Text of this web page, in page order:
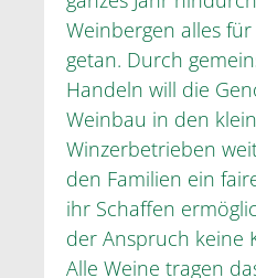
Weinbergen alles
getan. Durch
Handeln will die
Weinbau in den
Winzerbetrieben
den Familien ein
ihr Schaffen
der Anspruch keine
Alle Weine tragen